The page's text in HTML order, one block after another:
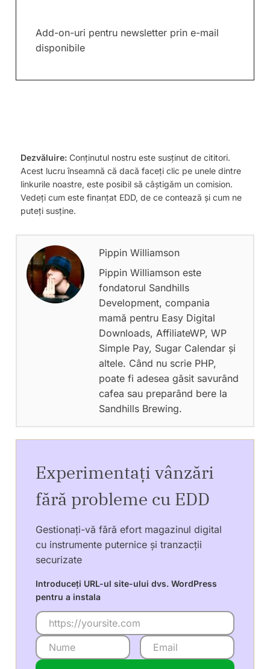
Add-on-uri pentru newsletter prin e-mail
disponibile
Dezvăluire: Conținutul nostru este susținut de cititori.
Acest lucru înseamnă că dacă faceți clic pe unele dintre
linkurile noastre, este posibil să câștigăm un comision.
Vedeți cum este finanțat EDD, de ce contează și cum ne
puteți susține.
Pippin Williamson
Pippin Williamson este
fondatorul Sandhills
Development, compania
mamă pentru Easy Digital
Downloads, AffiliateWP, WP
Simple Pay, Sugar Calendar și
altele. Când nu scrie PHP,
poate fi adesea găsit savurând
cafea sau preparând bere la
Sandhills Brewing.
Experimentați vânzări
fără probleme cu EDD
Gestionați-vă fără efort magazinul digital
cu instrumente puternice și tranzacții
securizate
Introduceți URL-ul site-ului dvs. WordPress
pentru a instala